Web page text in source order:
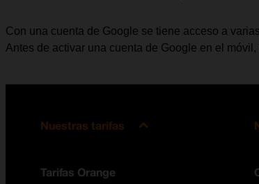
Con una cuenta de Google se tiene acceso a
Antes de activar una cuenta de Google en el
Nuestras tarifas
Tarifas Orange